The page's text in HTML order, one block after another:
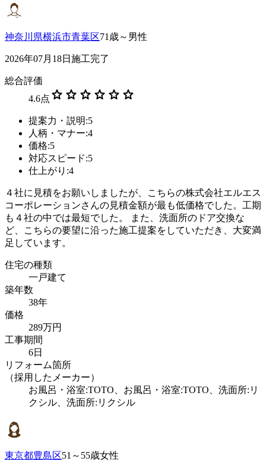
神奈川県横浜市青葉区71歳～男性
2026年07月18日施工完了
総合評価
4.6点 star star star star star star
提案力・説明:5
人柄・マナー:4
価格:5
対応スピード:5
仕上がり:4
４社に見積をお願いしましたが、こちらの株式会社エルエス
コーポレーションさんの見積金額が最も低価格でした。工期
も４社の中では最短でした。 また、洗面所のドア交換な
ど、こちらの要望に沿った施工提案をしていただき、大変満
足しています。
住宅の種類
一戸建て
築年数
38年
価格
289万円
工事期間
6日
リフォーム箇所
（採用したメーカー）
お風呂・浴室:TOTO、お風呂・浴室:TOTO、洗面所:リ
クシル、洗面所:リクシル
東京都豊島区51～55歳女性